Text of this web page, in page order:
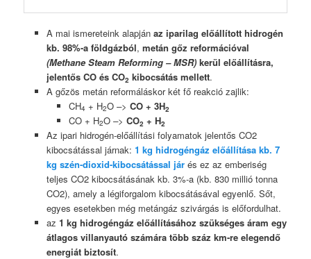
A mai ismereteink alapján az iparilag előállított hidrogén
kb. 98%-a földgázból, metán gőz reformációval
(Methane Steam Reforming – MSR)kerül előállításra,
jelentős CO és CO2 kibocsátás mellett.
A gőzös metán reformáláskor két fő reakció zajlik:
CH4 + H2O–> CO + 3H2
CO + H2O–> CO2 + H2
Az ipari hidrogén-előállítási folyamatok jelentős CO2
kibocsátással járnak: 1 kg hidrogéngáz előállítása kb. 7
kg szén-dioxid-kibocsátással járés ez az emberiség
teljes CO2 kibocsátásának kb. 3%-a (kb. 830 millió tonna
CO2), amely a légiforgalom kibocsátásával egyenlő. Sőt,
egyes esetekben még metángáz szivárgás is előfordulhat.
az 1 kg hidrogéngáz előállításához szükséges áram egy
átlagos villanyautó számára több száz km-re elegendő
energiát biztosít.